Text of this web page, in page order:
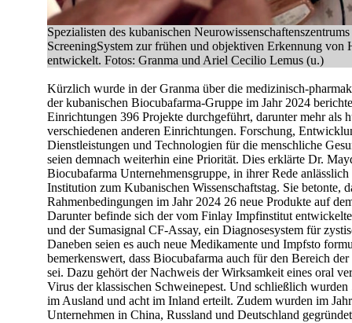
Spezialisten des kubanischen
ScreeningSystem zur frühen und objektiven Erkennung von
entwickelt. Fotos: Granma und Ariel Cecilio Lemus (u.)
Kürzlich wurde in der Granma über die medizinisch-
der kubanischen Biocubafarma-Gruppe im Jahr 2024
Einrichtungen 396 Projekte durchgeführt, darunter mehr als
verschiedenen anderen Einrichtungen. Forschung,
Dienstleistungen und Technologien für die menschliche
seien demnach weiterhin eine Priorität. Dies erklärte Dr.
Biocubafarma Unternehmensgruppe, in ihrer Rede
Institution zum Kubanischen Wissenschaftstag. Sie betonte,
Rahmenbedingungen im Jahr 2024 26 neue Produkte auf
Darunter befinde sich der vom Finlay Impfinstitut
und der Sumasignal CF-Assay, ein Diagnosesystem für
Daneben seien es auch neue Medikamente und Impfsto
bemerkenswert, dass Biocubafarma auch für den Bereich
sei. Dazu gehört der Nachweis der Wirksamkeit eines oral
Virus der klassischen Schweinepest. Und schließlich
im Ausland und acht im Inland erteilt. Zudem wurden im
Unternehmen in China, Russland und Deutschland